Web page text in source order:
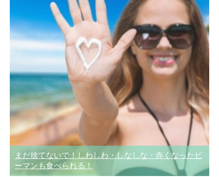
まだ捨てないで！しわしわ・しなしな・赤くなったピ
ーマンも食べられる！